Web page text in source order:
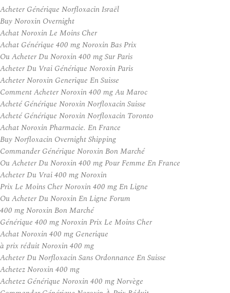
Acheter Générique Norfloxacin Israël
Buy Noroxin Overnight
Achat Noroxin Le Moins Cher
Achat Générique 400 mg Noroxin Bas Prix
Ou Acheter Du Noroxin 400 mg Sur Paris
Acheter Du Vrai Générique Noroxin Paris
Acheter Noroxin Generique En Suisse
Comment Acheter Noroxin 400 mg Au Maroc
Acheté Générique Noroxin Norfloxacin Suisse
Acheté Générique Noroxin Norfloxacin Toronto
Achat Noroxin Pharmacie. En France
Buy Norfloxacin Overnight Shipping
Commander Générique Noroxin Bon Marché
Ou Acheter Du Noroxin 400 mg Pour Femme En France
Acheter Du Vrai 400 mg Noroxin
Prix Le Moins Cher Noroxin 400 mg En Ligne
Ou Acheter Du Noroxin En Ligne Forum
400 mg Noroxin Bon Marché
Générique 400 mg Noroxin Prix Le Moins Cher
Achat Noroxin 400 mg Generique
à prix réduit Noroxin 400 mg
Acheter Du Norfloxacin Sans Ordonnance En Suisse
Achetez Noroxin 400 mg
Achetez Générique Noroxin 400 mg Norvège